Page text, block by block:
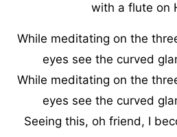
with a flute on
While meditating on the
eyes see the curved
While meditating on the
eyes see the curved
Seeing this, oh friend, I